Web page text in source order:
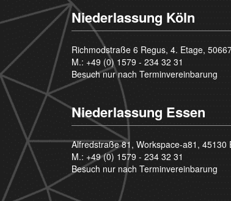
Niederlassung Köln
Richmodstraße 6 Regus, 4. Etage,
M.: +49 (0) 1579 - 234 32 31
Besuch nur nach Terminvereinbarung
Niederlassung Essen
Alfredstraße 81, Workspace-a81, 45130
M.: +49 (0) 1579 - 234 32 31
Besuch nur nach Terminvereinbarung